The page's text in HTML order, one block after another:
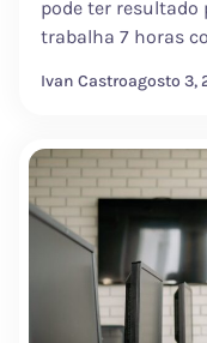
pode ter
trabalha 7 horas
Ivan Castroagosto 3,